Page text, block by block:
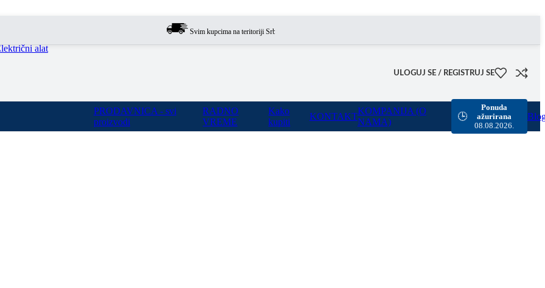
Svim kupcima na teritoriji Srbije omogućili smo besplatnu dostavu za sve porudžbine sa našeg sajta u vrednosti preko 8000 rsd.
ULOGUJ SE / REGISTRUJ SE
alat
PRODAVNICA - svi
proizvodi
RADNO
VREME
Kako
kupiti
KONTAKT
KOMPANIJA (O
NAMA)
🕒
Ponuda
ažurirana
08.08.2026.